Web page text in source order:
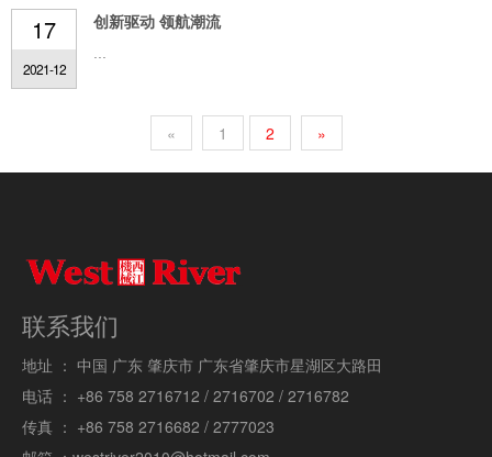
17
2021-12
创新驱动 领航潮流
« 1 2 »
联系我们
地址 ： 中国 广东 肇庆市 广东省肇庆市星湖区大路田
电话 ： +86 758 2716712 / 2716702 / 2716782
传真 ： +86 758 2716682 / 2777023